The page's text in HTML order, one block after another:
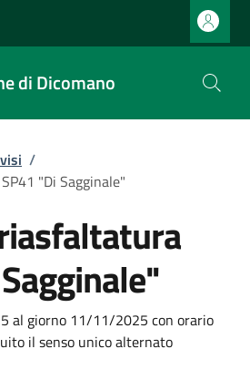
di Dicomano
/
"Di Sagginale"
al giorno 11/11/2025 con orario
il senso unico alternato